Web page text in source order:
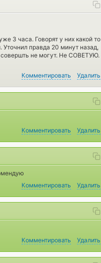
3 часа. Говорят у них какой то
Уточнил правда 20 минут назад,
совершть не могут. Не СОВЕТУЮ.
Комментировать Удалить
Комментировать Удалить
Комментировать Удалить
Комментировать Удалить